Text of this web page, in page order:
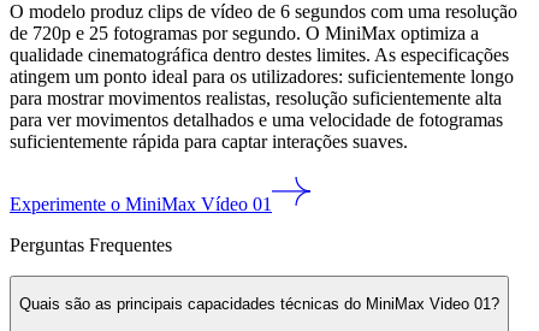
O modelo produz clips de vídeo de 6 segundos com uma resolução
de 720p e 25 fotogramas por segundo. O MiniMax optimiza a
qualidade cinematográfica dentro destes limites. As especificações
atingem um ponto ideal para os utilizadores: suficientemente longo
para mostrar movimentos realistas, resolução suficientemente alta
para ver movimentos detalhados e uma velocidade de fotogramas
suficientemente rápida para captar interações suaves.
Experimente o MiniMax Vídeo 01
Perguntas Frequentes
Quais são as principais capacidades técnicas do MiniMax Video 01?